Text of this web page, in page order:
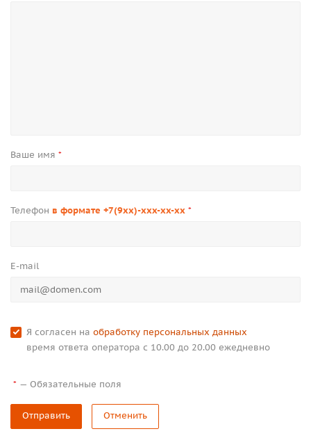
Ваше имя *
Телефон в формате +7(9xx)-xxx-xx-xx *
E-mail
Я согласен на обработку персональных данных
время ответа оператора с 10.00 до 20.00 ежедневно
* — Обязательные поля
Отправить Отменить